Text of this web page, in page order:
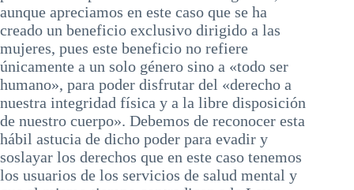
aunque apreciamos en este caso que se ha
creado un beneficio exclusivo dirigido a las
mujeres, pues este beneficio no refiere
únicamente a un solo género sino a «todo ser
humano», para poder disfrutar del «derecho a
nuestra integridad física y a la libre disposición
de nuestro cuerpo». Debemos de reconocer esta
hábil astucia de dicho poder para evadir y
soslayar los derechos que en este caso tenemos
los usuarios de los servicios de salud mental y